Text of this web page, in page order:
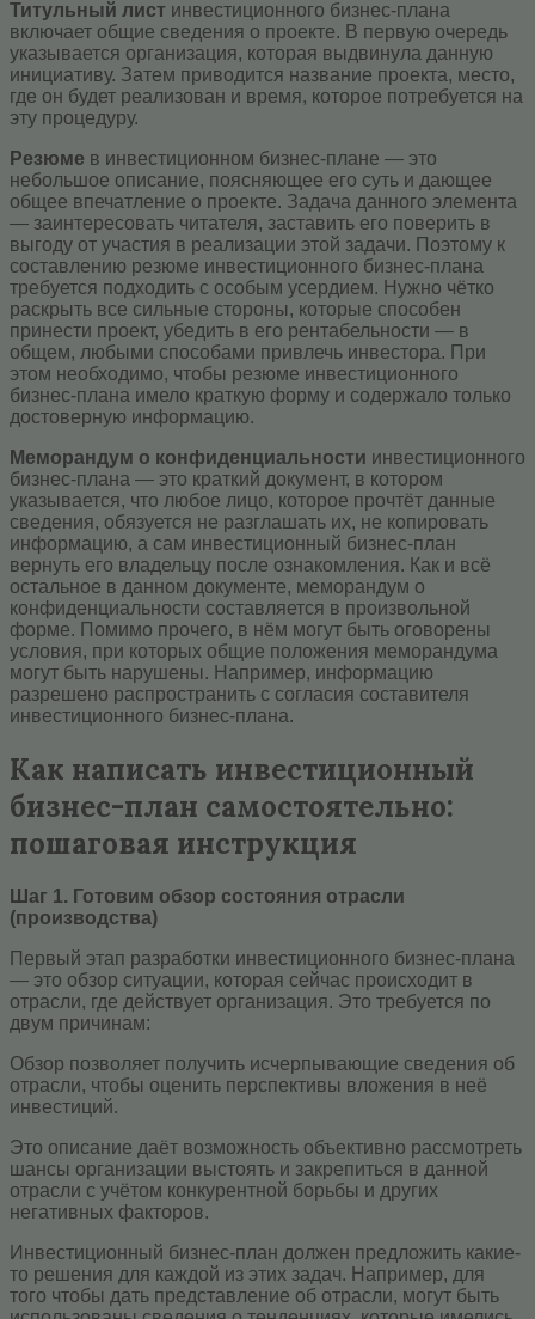
Титульный лист инвестиционного бизнес-плана
включает общие сведения о проекте. В первую очередь
указывается организация, которая выдвинула данную
инициативу. Затем приводится название проекта, место,
где он будет реализован и время, которое потребуется на
эту процедуру.
Резюме в инвестиционном бизнес-плане — это
небольшое описание, поясняющее его суть и дающее
общее впечатление о проекте. Задача данного элемента
— заинтересовать читателя, заставить его поверить в
выгоду от участия в реализации этой задачи. Поэтому к
составлению резюме инвестиционного бизнес-плана
требуется подходить с особым усердием. Нужно чётко
раскрыть все сильные стороны, которые способен
принести проект, убедить в его рентабельности — в
общем, любыми способами привлечь инвестора. При
этом необходимо, чтобы резюме инвестиционного
бизнес-плана имело краткую форму и содержало только
достоверную информацию.
Меморандум о конфиденциальности инвестиционного
бизнес-плана — это краткий документ, в котором
указывается, что любое лицо, которое прочтёт данные
сведения, обязуется не разглашать их, не копировать
информацию, а сам инвестиционный бизнес-план
вернуть его владельцу после ознакомления. Как и всё
остальное в данном документе, меморандум о
конфиденциальности составляется в произвольной
форме. Помимо прочего, в нём могут быть оговорены
условия, при которых общие положения меморандума
могут быть нарушены. Например, информацию
разрешено распространить с согласия составителя
инвестиционного бизнес-плана.
Как написать инвестиционный
бизнес-план самостоятельно:
пошаговая инструкция
Шаг 1. Готовим обзор состояния отрасли
(производства)
Первый этап разработки инвестиционного бизнес-плана
— это обзор ситуации, которая сейчас происходит в
отрасли, где действует организация. Это требуется по
двум причинам:
Обзор позволяет получить исчерпывающие сведения об
отрасли, чтобы оценить перспективы вложения в неё
инвестиций.
Это описание даёт возможность объективно рассмотреть
шансы организации выстоять и закрепиться в данной
отрасли с учётом конкурентной борьбы и других
негативных факторов.
Инвестиционный бизнес-план должен предложить какие-
то решения для каждой из этих задач. Например, для
того чтобы дать представление об отрасли, могут быть